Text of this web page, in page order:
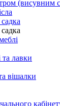
(висувним
та лавки
вішалки